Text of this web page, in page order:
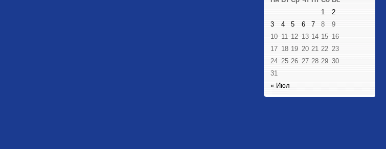
« Июл
1
2
3
4 5 6 7 8
9
10 11 12 13 14 15 16
17 18 19 20 21 22 23
24 25 26 27 28 29 30
31